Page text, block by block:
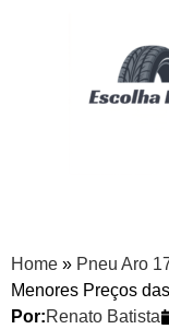
Home » Pneu Aro
Menores Preços
Por:Renato Batista